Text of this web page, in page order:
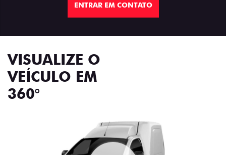
ENTRAR EM CONTATO
VISUALIZE O
VEÍCULO EM
360°